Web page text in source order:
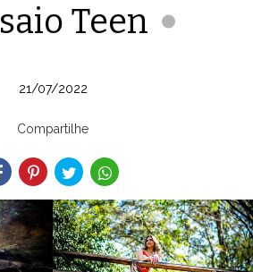
Teen
21/07/2022
Compartilhe